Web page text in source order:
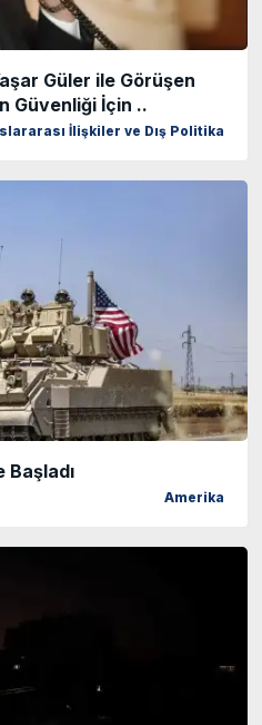
Güler ile Görüşen
Güvenliği İçin ..
İlişkiler ve Dış Politika
Başladı
Amerika